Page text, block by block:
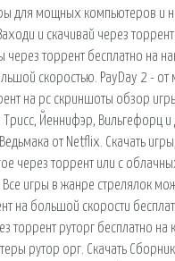
для мощных компьютеров и
и скачивай через
через торрент бесплатно на
скоростью. PayDay 2 - от
на pc скриншоты обзор
Трисс, Йеннифэр, Вильгефорц и
от Netflix. Скачать
через торрент или с
Все игры в жанре стрелялок
на большой скорости
торрент руторг бесплатно на
рутор орг. Скачать